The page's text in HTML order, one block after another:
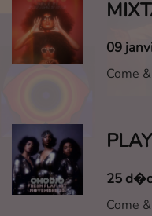
09
Come
25
Come